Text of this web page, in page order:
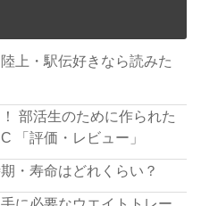
上・駅伝好きなら読みた
部活生のために作られた
「評価・レビュー」
・寿命はどれくらい？